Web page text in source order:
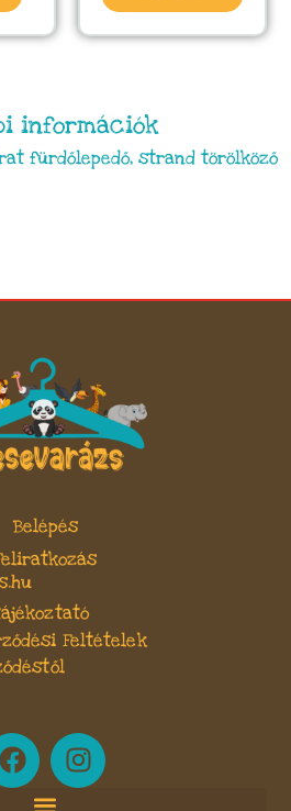
információk
fürdőlepedő, strand törölköző
Belépés
Feltételek